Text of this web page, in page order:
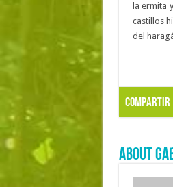
la ermita
castillos
del
Compartir
About